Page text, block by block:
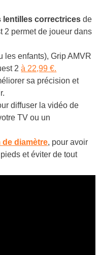
lentilles correctrices de
2 permet de joueur dans
les enfants), Grip AMVR
2à 22,99 €.
sa précision et
diffuser la vidéo de
TV ou un
de diamètre, pour avoir
et éviter de tout